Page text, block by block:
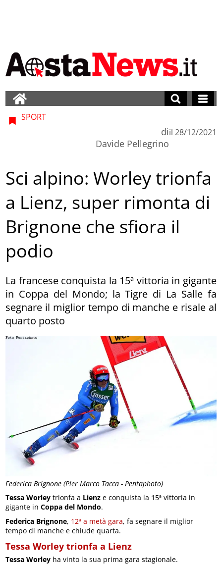
Federica Brignone (Pier Marco Tacca - Pentaphoto)
SPORT
di
Davide Pellegrino
il 28/12/2021
Sci alpino: Worley trionfa
a Lienz, super rimonta di
Brignone che sfiora il
podio
La francese conquista la 15ª vittoria in gigante
in Coppa del Mondo; la Tigre di La Salle fa
segnare il miglior tempo di manche e risale al
quarto posto
Tessa Worley trionfa a Lienz e conquista la 15ª vittoria in
gigante inCoppa del Mondo.
Federica Brignone, 12ª a metà gara, fa segnare il miglior
tempo di manche e chiude quarta.
Tessa Worley trionfa a Lienz
Tessa Worley ha vinto la sua prima gara stagionale.